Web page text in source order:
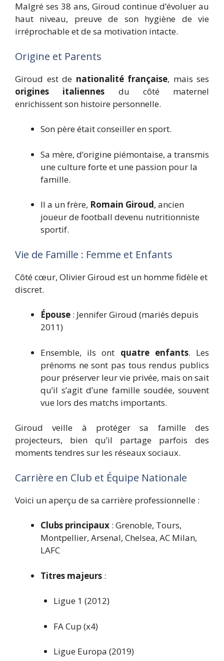
Malgré ses 38 ans, Giroud continue d’évoluer au
haut niveau, preuve de son hygiène de vie
irréprochable et de sa motivation intacte.
Origine et Parents
Giroud est de nationalité française, mais ses
origines italiennes du côté maternel
enrichissent son histoire personnelle.
Son père était conseiller en sport.
Sa mère, d’origine piémontaise, a transmis
une culture forte et une passion pour la
famille.
Il a un frère, Romain Giroud, ancien
joueur de football devenu nutritionniste
sportif.
Vie de Famille : Femme et Enfants
Côté cœur, Olivier Giroud est un homme fidèle et
discret.
Épouse : Jennifer Giroud (mariés depuis
2011)
Ensemble, ils ont quatre enfants. Les
prénoms ne sont pas tous rendus publics
pour préserver leur vie privée, mais on sait
qu’il s’agit d’une famille soudée, souvent
vue lors des matchs importants.
Giroud veille à protéger sa famille des
projecteurs, bien qu’il partage parfois des
moments tendres sur les réseaux sociaux.
Carrière en Club et Équipe Nationale
Voici un aperçu de sa carrière professionnelle :
Clubs principaux : Grenoble, Tours,
Montpellier, Arsenal, Chelsea, AC Milan,
LAFC
Titres majeurs :
Ligue 1 (2012)
FA Cup (x4)
Ligue Europa (2019)